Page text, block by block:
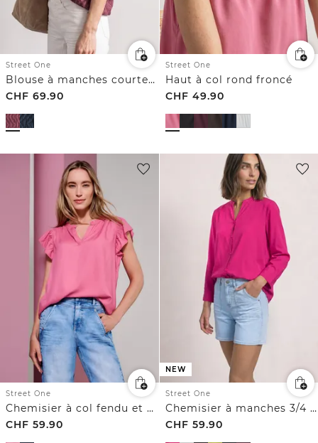
Street One
Blouse à manches courtes avec col fendu et ourlet élastique
CHF 69.90
Street One
Haut à col rond froncé
CHF 49.90
Street One
Chemisier à col fendu et manches à volants
CHF 59.90
NEW
Street One
Chemisier à manches 3/4 et col fendu
CHF 59.90